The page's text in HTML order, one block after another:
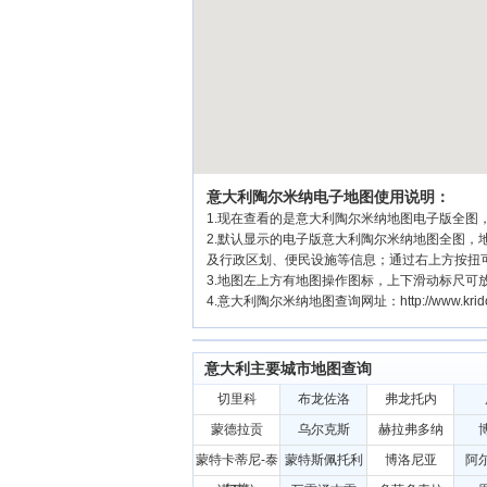
意大利陶尔米纳电子地图使用说明：
1.现在查看的是意大利陶尔米纳地图电子版全
2.默认显示的电子版意大利陶尔米纳地图全图
及行政区划、便民设施等信息；通过右上方按
3.地图左上方有地图操作图标，上下滑动标尺
4.意大利陶尔米纳地图查询网址：http://
意大利主要城市地图查询
切里科 布龙佐洛 弗龙托内
蒙德拉贡
乌尔克斯 赫拉弗多纳
蒙特卡蒂尼-泰 蒙特斯佩托利 博洛尼亚
阿